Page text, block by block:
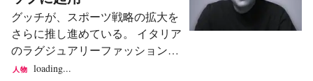
賛を浴びてきた。そして2027年
春、メトロポリタン美術館コスチ
ューム・インスティチュートが
「John Galliano: Horizons」展を開
催するにあたり、彼の比類なき物
グッチが、スポーツ戦略の拡大を
さらに推し進めている。 イタリア
のラグジュアリーファッションブ
ランドであるグッチは、タンクレ
人物 loading...